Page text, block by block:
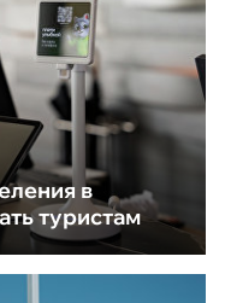
в
туристам